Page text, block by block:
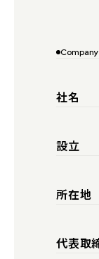
社名
設立
所在地
代表取